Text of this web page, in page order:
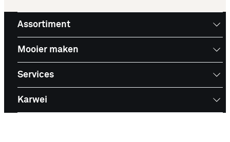
Assortiment
Mooier maken
Services
Karwei